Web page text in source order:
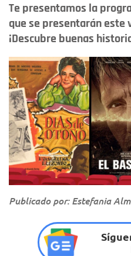
Te presentamos la
que se presentarán este
¡Descubre buenas
Publicado por: Estefania